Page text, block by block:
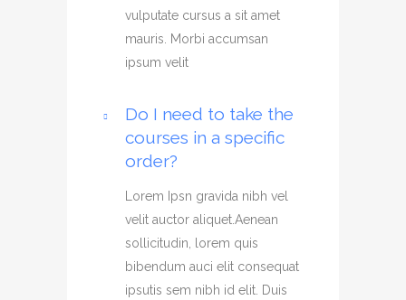
vulputate cursus a sit amet
mauris. Morbi accumsan
ipsum velit
Do I need to take the
courses in a specific
order?
Lorem Ipsn gravida nibh vel
velit auctor aliquet.Aenean
sollicitudin, lorem quis
bibendum auci elit consequat
ipsutis sem nibh id elit. Duis